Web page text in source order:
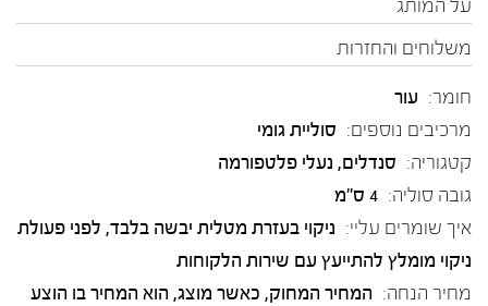
על המותג
משלוחים והחזרות
חומר: עור
מרכיבים נוספים: סוליית גומי
קטגוריה: סנדלים, נעלי פלטפורמה
גובה סוליה: 4 ס"מ
איך שומרים עליי: ניקוי בעזרת מטלית יבשה בלבד, לפני פעולת
ניקוי מומלץ להתייעץ עם שירות הלקוחות
מחיר הנחה: המחיר המחוק, כאשר מוצג, הוא המחיר בו הוצע